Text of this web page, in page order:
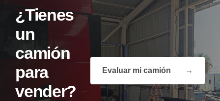
¿Tienes
un
camión
para
vender?
Evaluar mi camión →